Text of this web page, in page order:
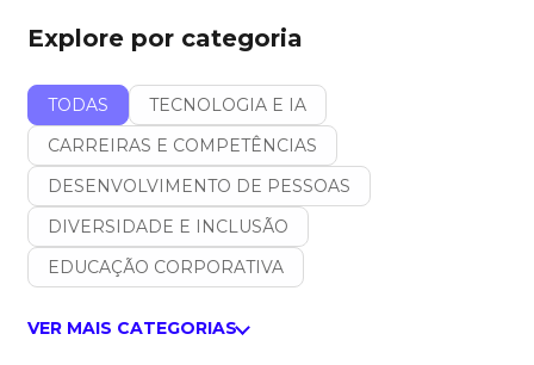
Explore por categoria
TODAS
TECNOLOGIA E IA
CARREIRAS E COMPETÊNCIAS
DESENVOLVIMENTO DE PESSOAS
DIVERSIDADE E INCLUSÃO
EDUCAÇÃO CORPORATIVA
VER MAIS CATEGORIAS